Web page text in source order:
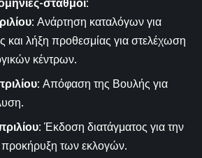
σταθμοί:
Ανάρτηση καταλόγων για
και λήξη προθεσμίας για στελέχωση
κέντρων.
Απόφαση της Βουλής για
Έκδοση διατάγματος για την
των εκλογών.